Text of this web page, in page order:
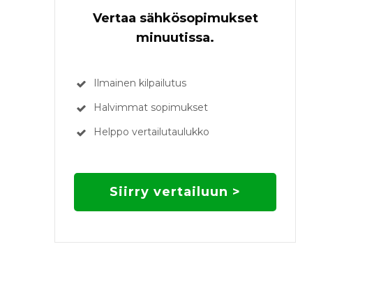
Vertaa sähkösopimukset
minuutissa.
Ilmainen kilpailutus
Halvimmat sopimukset
Helppo vertailutaulukko
Siirry vertailuun >